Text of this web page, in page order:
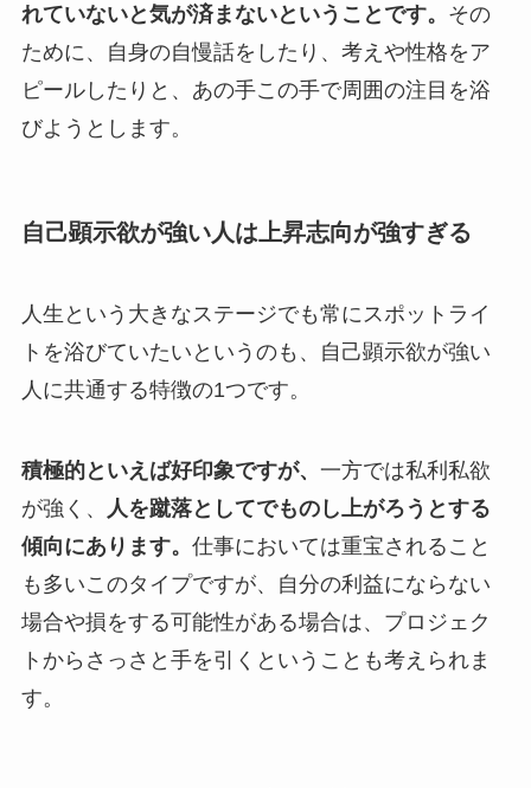
れていないと気が済まないということです。 その
ために、自身の自慢話をしたり、考えや性格をア
ピールしたりと、あの手この手で周囲の注目を浴
びようとします。
自己顕示欲が強い人は上昇志向が強すぎる
人生という大きなステージでも常にスポットライ
トを浴びていたいというのも、自己顕示欲が強い
人に共通する特徴の1つです。
積極的といえば好印象ですが、 一方では私利私欲
が強く、
人を蹴落としてでものし上がろうとする
傾向にあります。 仕事においては重宝されること
も多いこのタイプですが、自分の利益にならない
場合や損をする可能性がある場合は、プロジェク
トからさっさと手を引くということも考えられま
す。